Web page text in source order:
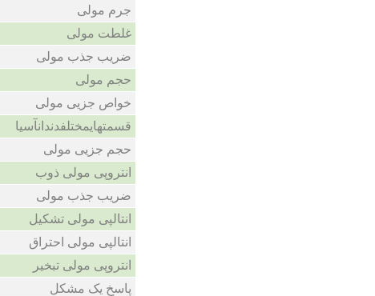
جرم مولی
غلطت مولی
ضریب جذب مولی
حجم مولی
خواص جزیی مولی
قسمتهایمختلفدندانآسیا
حجم جزیی مولی
انتروپی مولی ذوب
ضریب جذب مولی
انتالپی مولی تشکیل
انتالپی مولی احتراق
انتروپی مولی تبخیر
پاسخ یک مشکل